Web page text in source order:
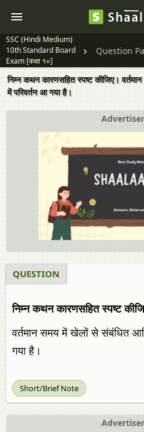
SSC (Hindi Medium)
10th Standard Board
Exam [कक्षा १०]
Question
निम्न कथन कारणसहित स्पष्ट कीजिए।
में परिवर्तन आ गया है।
QUESTION
निम्न कथन कारणसहित स्पष्ट
वर्तमान समय में खेलों से संबंधित
गया है।
Short/Brief Note